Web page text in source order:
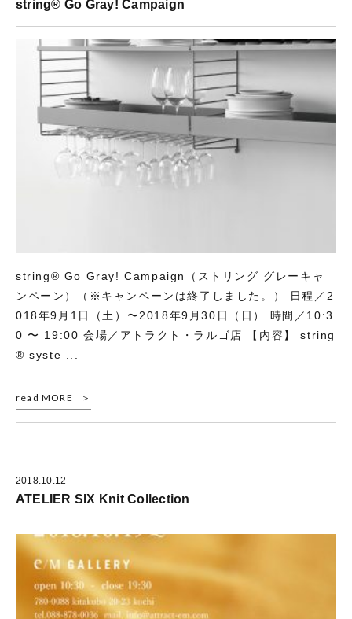
string® Go Gray! Campaign
string® Go Gray! Campaign（ストリング グレーキャ
ンペーン）（※キャンペーンは終了しました。） 日程／2
018年9月1日（土）〜2018年9月30日（日） 時間／10:3
0 〜 19:00 会場／アトラクト・ラルゴ店 【内容】 string
® syste ...
read MORE
2018.10.12
ATELIER SIX Knit Collection